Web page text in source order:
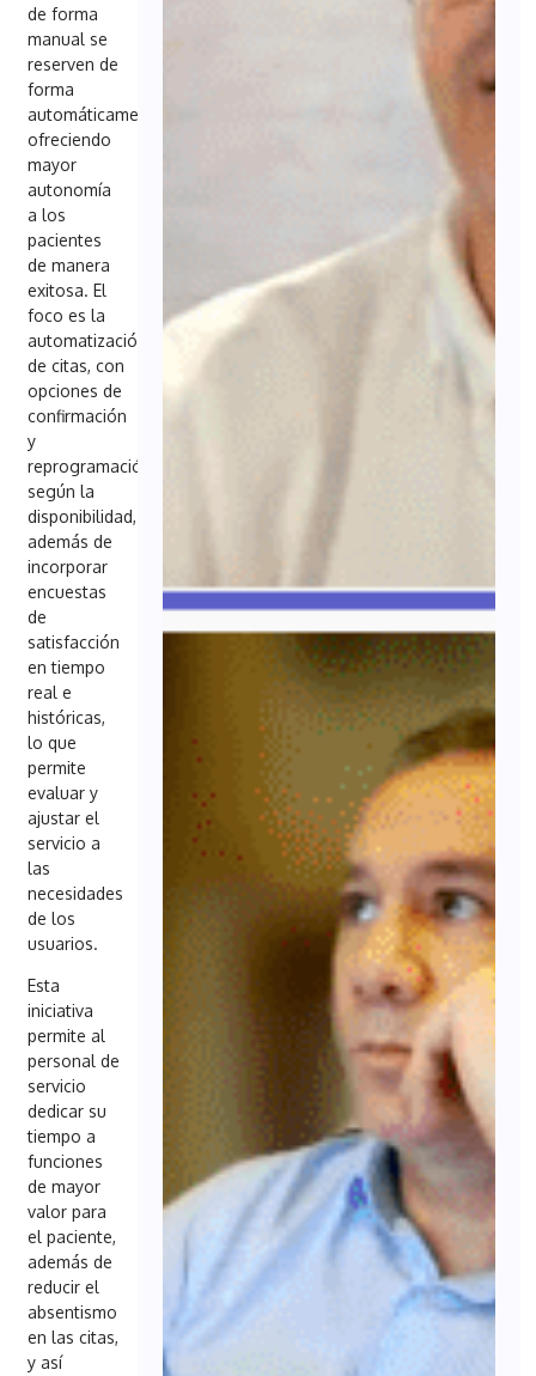
de forma
manual se
reserven de
forma
automáticamente,
ofreciendo
mayor
autonomía
a los
pacientes
de manera
exitosa. El
foco es la
automatización
de citas, con
opciones de
confirmación
y
reprogramación
según la
disponibilidad,
además de
incorporar
encuestas
de
satisfacción
en tiempo
real e
históricas,
lo que
permite
evaluar y
ajustar el
servicio a
las
necesidades
de los
usuarios.
Esta
iniciativa
permite al
personal de
servicio
dedicar su
tiempo a
funciones
de mayor
valor para
el paciente,
además de
reducir el
absentismo
en las citas,
y así